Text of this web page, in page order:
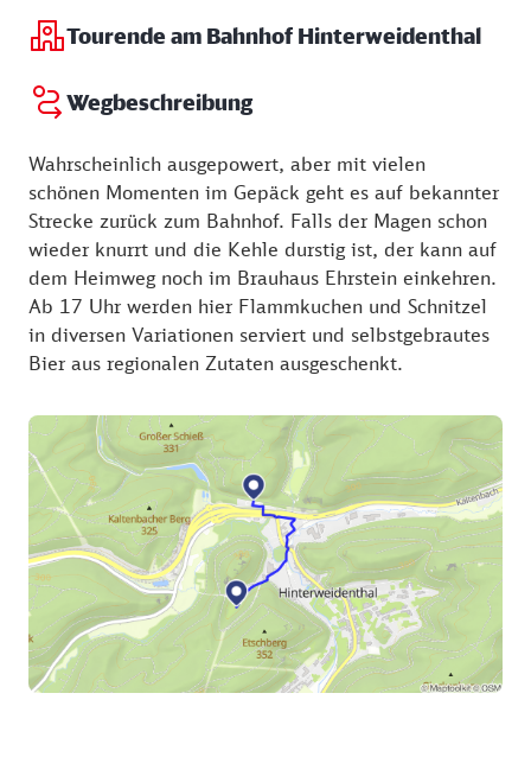
Tourende am Bahnhof Hinterweidenthal
Wegbeschreibung
Wahrscheinlich ausgepowert, aber mit vielen
schönen Momenten im Gepäck geht es auf bekannter
Strecke zurück zum Bahnhof. Falls der Magen schon
wieder knurrt und die Kehle durstig ist, der kann auf
dem Heimweg noch im Brauhaus Ehrstein einkehren.
Ab 17 Uhr werden hier Flammkuchen und Schnitzel
in diversen Variationen serviert und selbstgebrautes
Bier aus regionalen Zutaten ausgeschenkt.